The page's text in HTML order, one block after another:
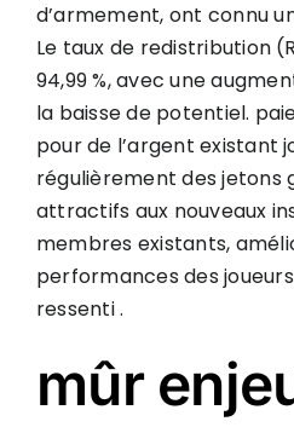
d’armement, ont connu
Le taux de redistribution
94,99 %, avec une
la baisse de potentiel.
pour de l’argent existant
régulièrement des jetons
attractifs aux nouveaux
membres existants,
performances des
ressenti .
mûr